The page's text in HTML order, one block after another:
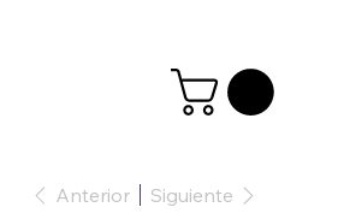
Anterior Siguiente